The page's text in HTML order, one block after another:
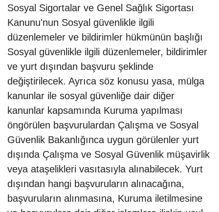
Sosyal Sigortalar ve Genel Sağlık Sigortası
Kanunu'nun Sosyal güvenlikle ilgili
düzenlemeler ve bildirimler hükmünün başlığı
Sosyal güvenlikle ilgili düzenlemeler, bildirimler
ve yurt dışından başvuru şeklinde
değiştirilecek. Ayrıca söz konusu yasa, mülga
kanunlar ile sosyal güvenliğe dair diğer
kanunlar kapsamında Kuruma yapılması
öngörülen başvurulardan Çalışma ve Sosyal
Güvenlik Bakanlığınca uygun görülenler yurt
dışında Çalışma ve Sosyal Güvenlik müşavirlik
veya ataşelikleri vasıtasıyla alınabilecek. Yurt
dışından hangi başvuruların alınacağına,
başvuruların alınmasına, Kuruma iletilmesine